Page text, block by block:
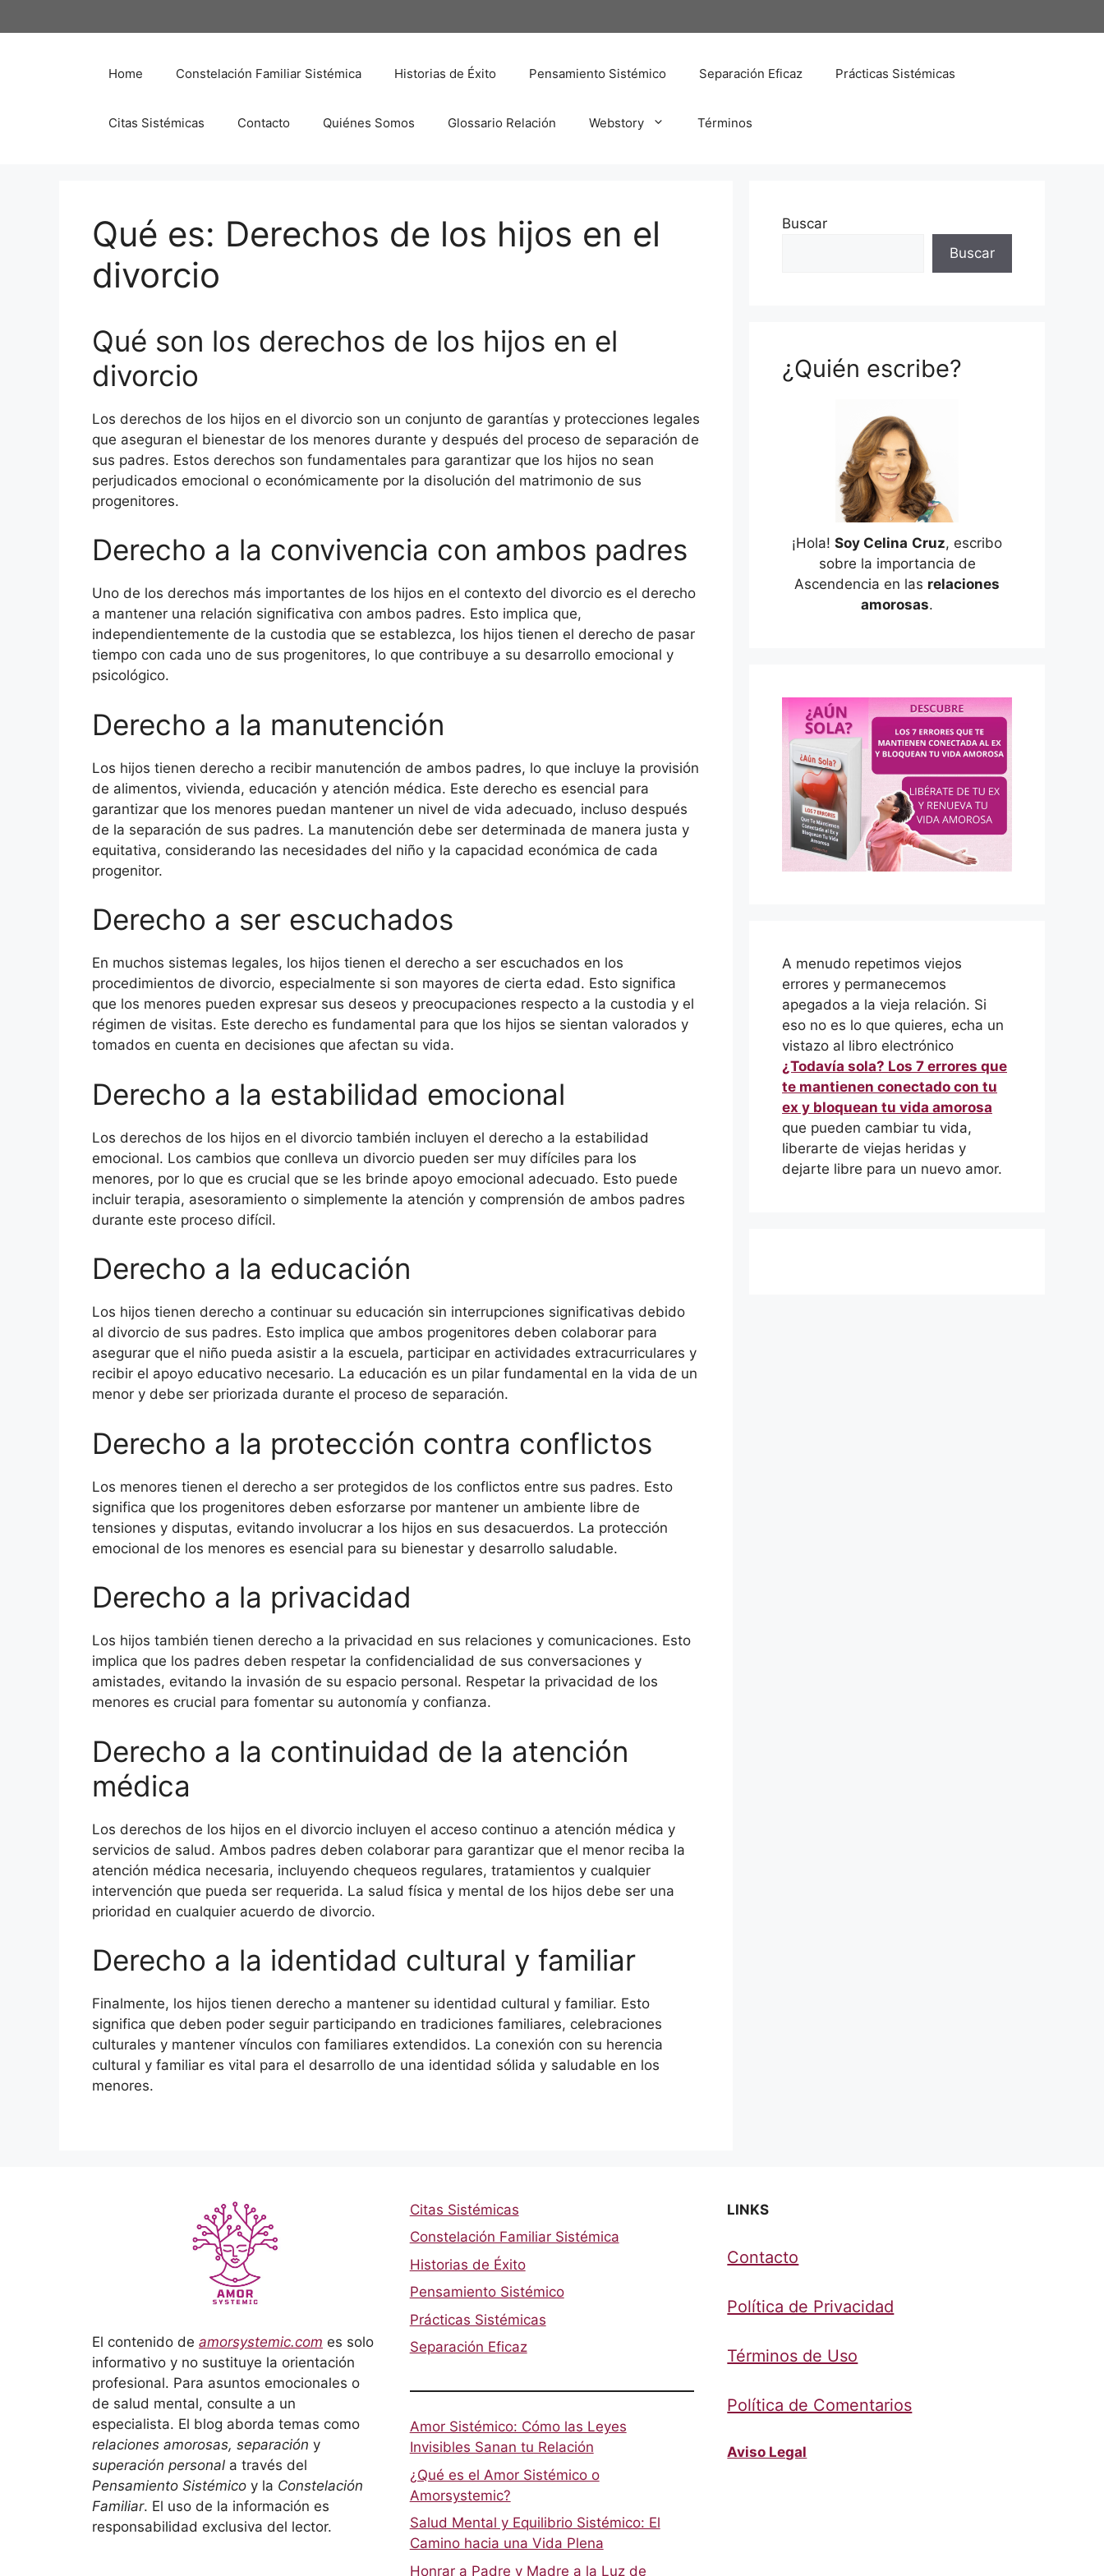
al
Home Constelación Familiar Sistémica Historias de Éxito Pensamiento Sistémico Separación Eficaz Prácticas Sistémicas
Citas Sistémicas Contacto Quiénes Somos Glossario Relación Webstory Términos
Qué es: Derechos de los hijos en el
divorcio
Qué son los derechos de los hijos en el
divorcio
Los derechos de los hijos en el divorcio son un conjunto de garantías y protecciones legales
que aseguran el bienestar de los menores durante y después del proceso de separación de
sus padres. Estos derechos son fundamentales para garantizar que los hijos no sean
perjudicados emocional o económicamente por la disolución del matrimonio de sus
progenitores.
Derecho a la convivencia con ambos padres
Uno de los derechos más importantes de los hijos en el contexto del divorcio es el derecho
a mantener una relación significativa con ambos padres. Esto implica que,
independientemente de la custodia que se establezca, los hijos tienen el derecho de pasar
tiempo con cada uno de sus progenitores, lo que contribuye a su desarrollo emocional y
psicológico.
Derecho a la manutención
Los hijos tienen derecho a recibir manutención de ambos padres, lo que incluye la provisión
de alimentos, vivienda, educación y atención médica. Este derecho es esencial para
garantizar que los menores puedan mantener un nivel de vida adecuado, incluso después
de la separación de sus padres. La manutención debe ser determinada de manera justa y
equitativa, considerando las necesidades del niño y la capacidad económica de cada
progenitor.
Derecho a ser escuchados
En muchos sistemas legales, los hijos tienen el derecho a ser escuchados en los
procedimientos de divorcio, especialmente si son mayores de cierta edad. Esto significa
que los menores pueden expresar sus deseos y preocupaciones respecto a la custodia y el
régimen de visitas. Este derecho es fundamental para que los hijos se sientan valorados y
tomados en cuenta en decisiones que afectan su vida.
Derecho a la estabilidad emocional
Los derechos de los hijos en el divorcio también incluyen el derecho a la estabilidad
emocional. Los cambios que conlleva un divorcio pueden ser muy difíciles para los
menores, por lo que es crucial que se les brinde apoyo emocional adecuado. Esto puede
incluir terapia, asesoramiento o simplemente la atención y comprensión de ambos padres
durante este proceso difícil.
Derecho a la educación
Los hijos tienen derecho a continuar su educación sin interrupciones significativas debido
al divorcio de sus padres. Esto implica que ambos progenitores deben colaborar para
asegurar que el niño pueda asistir a la escuela, participar en actividades extracurriculares y
recibir el apoyo educativo necesario. La educación es un pilar fundamental en la vida de un
menor y debe ser priorizada durante el proceso de separación.
Derecho a la protección contra conflictos
Los menores tienen el derecho a ser protegidos de los conflictos entre sus padres. Esto
significa que los progenitores deben esforzarse por mantener un ambiente libre de
tensiones y disputas, evitando involucrar a los hijos en sus desacuerdos. La protección
emocional de los menores es esencial para su bienestar y desarrollo saludable.
Derecho a la privacidad
Los hijos también tienen derecho a la privacidad en sus relaciones y comunicaciones. Esto
implica que los padres deben respetar la confidencialidad de sus conversaciones y
amistades, evitando la invasión de su espacio personal. Respetar la privacidad de los
menores es crucial para fomentar su autonomía y confianza.
Derecho a la continuidad de la atención
médica
Los derechos de los hijos en el divorcio incluyen el acceso continuo a atención médica y
servicios de salud. Ambos padres deben colaborar para garantizar que el menor reciba la
atención médica necesaria, incluyendo chequeos regulares, tratamientos y cualquier
intervención que pueda ser requerida. La salud física y mental de los hijos debe ser una
prioridad en cualquier acuerdo de divorcio.
Derecho a la identidad cultural y familiar
Finalmente, los hijos tienen derecho a mantener su identidad cultural y familiar. Esto
significa que deben poder seguir participando en tradiciones familiares, celebraciones
culturales y mantener vínculos con familiares extendidos. La conexión con su herencia
cultural y familiar es vital para el desarrollo de una identidad sólida y saludable en los
menores.
Buscar
Buscar
¿Quién escribe?
¡Hola! Soy Celina Cruz, escribo
sobre la importancia de
Ascendencia en las relaciones
amorosas.
A menudo repetimos viejos
errores y permanecemos
apegados a la vieja relación. Si
eso no es lo que quieres, echa un
vistazo al libro electrónico
¿Todavía sola? Los 7 errores que
te mantienen conectado con tu
ex y bloquean tu vida amorosa
que pueden cambiar tu vida,
liberarte de viejas heridas y
dejarte libre para un nuevo amor.
El contenido de amorsystemic.com es solo
informativo y no sustituye la orientación
profesional. Para asuntos emocionales o
de salud mental, consulte a un
especialista. El blog aborda temas como
relaciones amorosas, separación y
superación personal a través del
Pensamiento Sistémico y la Constelación
Familiar. El uso de la información es
responsabilidad exclusiva del lector.
Citas Sistémicas
Constelación Familiar Sistémica
Historias de Éxito
Pensamiento Sistémico
Prácticas Sistémicas
Separación Eficaz
Amor Sistémico: Cómo las Leyes
Invisibles Sanan tu Relación
¿Qué es el Amor Sistémico o
Amorsystemic?
Salud Mental y Equilibrio Sistémico: El
Camino hacia una Vida Plena
Honrar a Padre y Madre a la Luz de
LINKS
Contacto
Política de Privacidad
Términos de Uso
Política de Comentarios
Aviso Legal